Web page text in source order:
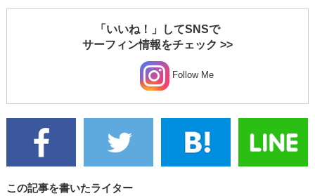
「いいね！」してSNSで
サーフィン情報をチェック >>
Follow Me
この記事を書いたライター